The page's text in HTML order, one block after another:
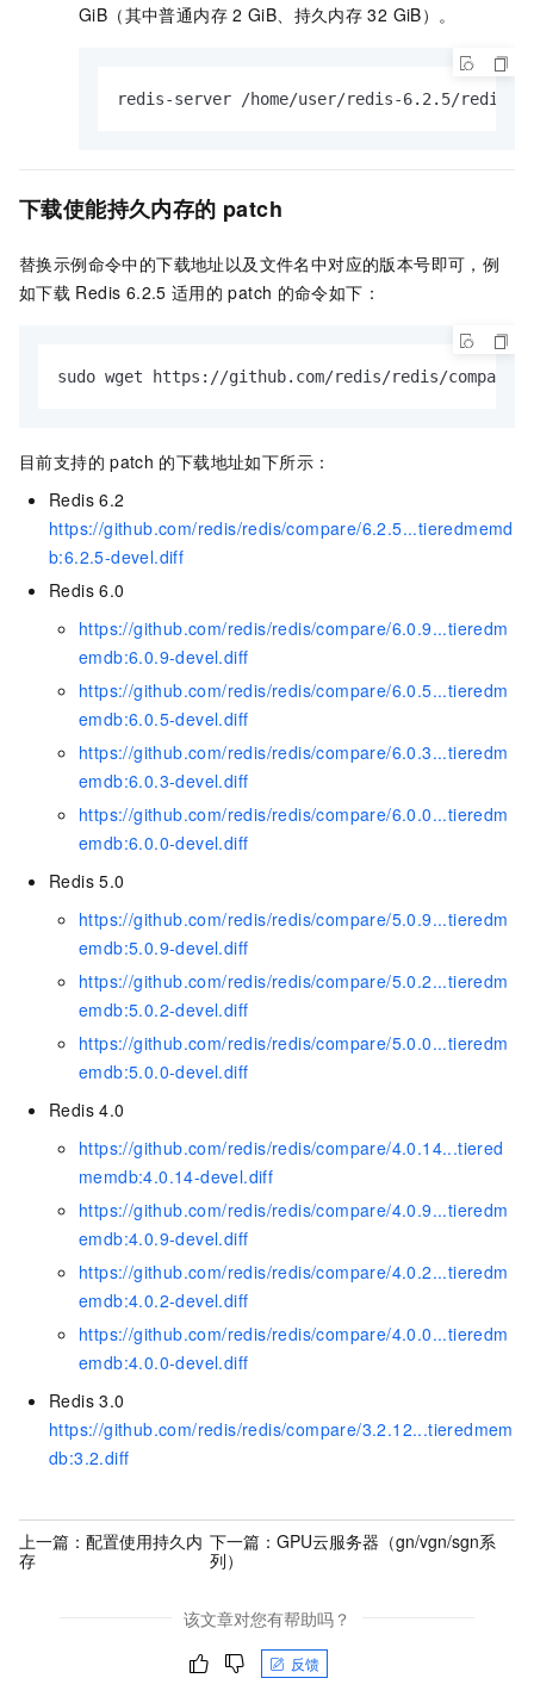
GiB（其中普通内存 2 GiB、持久内存 32 GiB）。
redis-server /home/user/redis-6.2.5/
下载使能持久内存的 patch
替换示例命令中的下载地址以及文件名中对应的版本号即可，例
如下载 Redis 6.2.5 适用的 patch 的命令如下：
sudo wget https://github.com/redis/redis/
目前支持的 patch 的下载地址如下所示：
Redis 6.2
https://github.com/redis/redis/compare/6.2.5...tieredmemd
b:6.2.5-devel.diff
Redis 6.0
https://github.com/redis/redis/compare/6.0.9...tieredm
emdb:6.0.9-devel.diff
https://github.com/redis/redis/compare/6.0.5...tieredm
emdb:6.0.5-devel.diff
https://github.com/redis/redis/compare/6.0.3...tieredm
emdb:6.0.3-devel.diff
https://github.com/redis/redis/compare/6.0.0...tieredm
emdb:6.0.0-devel.diff
Redis 5.0
https://github.com/redis/redis/compare/5.0.9...tieredm
emdb:5.0.9-devel.diff
https://github.com/redis/redis/compare/5.0.2...tieredm
emdb:5.0.2-devel.diff
https://github.com/redis/redis/compare/5.0.0...tieredm
emdb:5.0.0-devel.diff
Redis 4.0
https://github.com/redis/redis/compare/4.0.14...tiered
memdb:4.0.14-devel.diff
https://github.com/redis/redis/compare/4.0.9...tieredm
emdb:4.0.9-devel.diff
https://github.com/redis/redis/compare/4.0.2...tieredm
emdb:4.0.2-devel.diff
https://github.com/redis/redis/compare/4.0.0...tieredm
emdb:4.0.0-devel.diff
Redis 3.0
https://github.com/redis/redis/compare/3.2.12...tieredmem
db:3.2.diff
上一篇： 配置使用持久内
存
下一篇：GPU云服务器（gn/vgn/sgn系
列）
该文章对您有帮助吗？
反馈